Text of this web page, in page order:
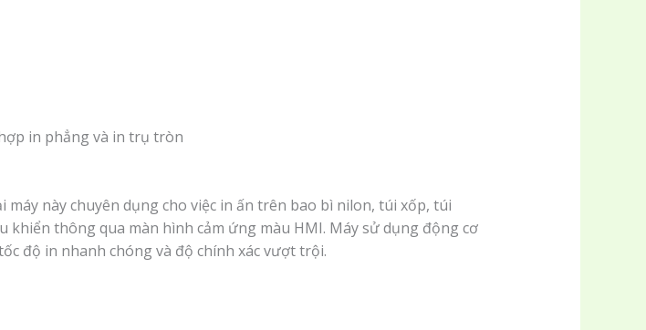
này chuyên dụng cho việc in ấn trên bao bì nilon, túi xốp, túi
thông qua màn hình cảm ứng màu HMI. Máy sử dụng động cơ
độ in nhanh chóng và độ chính xác vượt trội.